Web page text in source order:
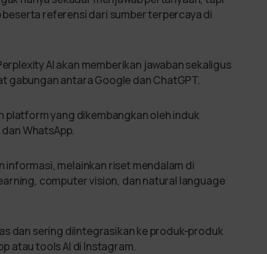
referensi dari sumber terpercaya di
AI akan memberikan jawaban sekaligus
gabungan antara Google dan ChatGPT.
platform yang dikembangkan oleh induk
WhatsApp.
informasi, melainkan riset mendalam di
computer vision, dan natural language
dan sering diintegrasikan ke produk-produk
atau tools AI di Instagram.